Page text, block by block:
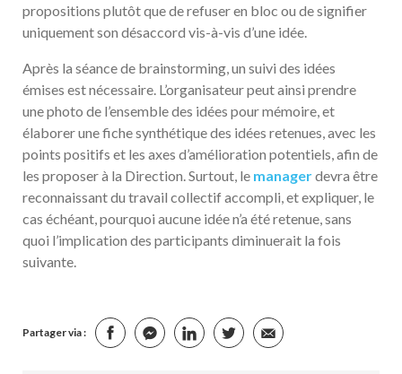
propositions plutôt que de refuser en bloc ou de signifier
uniquement son désaccord vis-à-vis d’une idée.
Après la séance de brainstorming, un suivi des idées
émises est nécessaire. L’organisateur peut ainsi prendre
une photo de l’ensemble des idées pour mémoire, et
élaborer une fiche synthétique des idées retenues, avec les
points positifs et les axes d’amélioration potentiels, afin de
les proposer à la Direction. Surtout, le managerdevra être
reconnaissant du travail collectif accompli, et expliquer, le
cas échéant, pourquoi aucune idée n’a été retenue, sans
quoi l’implication des participants diminuerait la fois
suivante.
Partager via :